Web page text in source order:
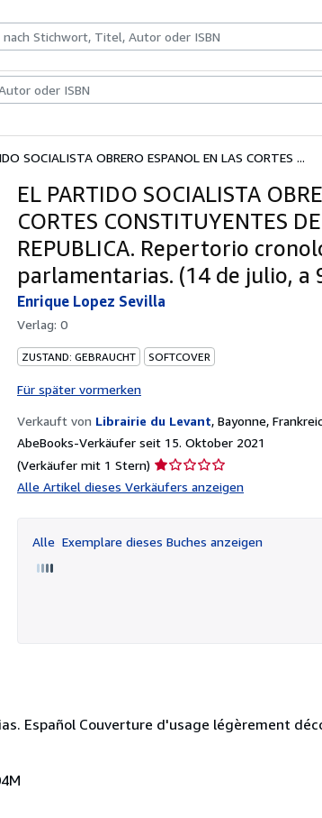
Kunst & Sammlerstücke
SOCIALISTA OBRERO ESPANOL EN LAS CORTES ...
EL PARTIDO SOCIALISTA
CORTES CONSTITUYENTES
REPUBLICA. Repertorio
parlamentarias. (14 de julio, a
Enrique Lopez Sevilla
Verlag: 0
ZUSTAND: GEBRAUCHT SOFTCOVER
Für später vormerken
Verkauft von Librairie du Levant, Bayonne,
AbeBooks-Verkäufer seit 15. Oktober 2021
(Verkäufer mit 1 Stern) Verkäuferbewertung
1
Sternen
Alle Artikel dieses Verkäufers anzeigen
Alle Exemplare dieses Buches anzeigen
Español Couverture d'usage légèrement